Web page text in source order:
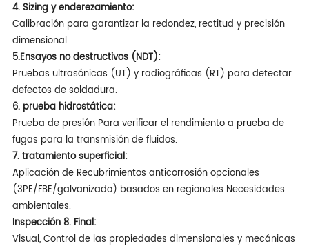
4. Sizing y enderezamiento:
Calibración para garantizar la redondez, rectitud y precisión
dimensional.
5.Ensayos no destructivos (NDT):
Pruebas ultrasónicas (UT) y radiográficas (RT) para detectar
defectos de soldadura.
6. prueba hidrostática:
Prueba de presión Para verificar el rendimiento a prueba de
fugas para la transmisión de fluidos.
7. tratamiento superficial:
Aplicación de Recubrimientos anticorrosión opcionales
(3PE/FBE/galvanizado) basados en regionales Necesidades
ambientales.
Inspección 8. Final:
Visual, Control de las propiedades dimensionales y mecánicas